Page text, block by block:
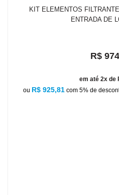
KIT ELEMENTOS
ENTRADA DE
R$
em até 2x de
ou R$ 925,81 com 5% de